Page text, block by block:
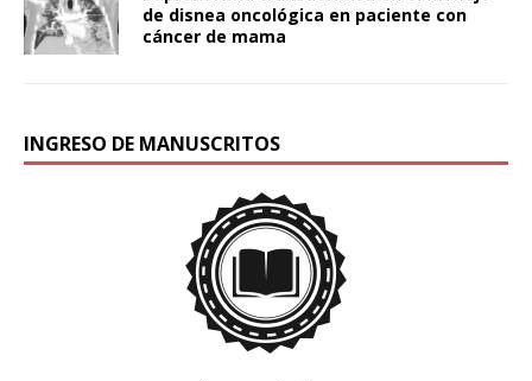
de disnea oncológica en paciente con
cáncer de mama
INGRESO DE MANUSCRITOS